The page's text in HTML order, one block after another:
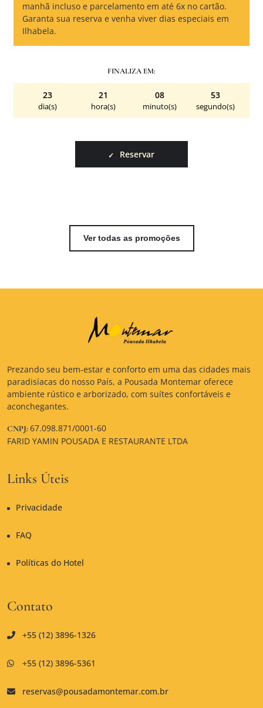
manhã incluso e parcelamento em até 6x no cartão.
Garanta sua reserva e venha viver dias especiais em
Ilhabela.
FINALIZA EM:
23
dia(s)
21
hora(s)
08
minuto(s)
53
segundo(s)
Reservar
Ver todas as promoções
Prezando seu bem-estar e conforto em uma das cidades mais
paradisíacas do nosso País, a Pousada Montemar oferece
ambiente rústico e arborizado, com suítes confortáveis e
aconchegantes.
CNPJ:67.098.871/0001-60
FARID YAMIN POUSADA E RESTAURANTE LTDA
Links Úteis
Privacidade
FAQ
Políticas do Hotel
Contato
+55 (12) 3896-1326
+55 (12) 3896-5361
reservas@pousadamontemar.com.br